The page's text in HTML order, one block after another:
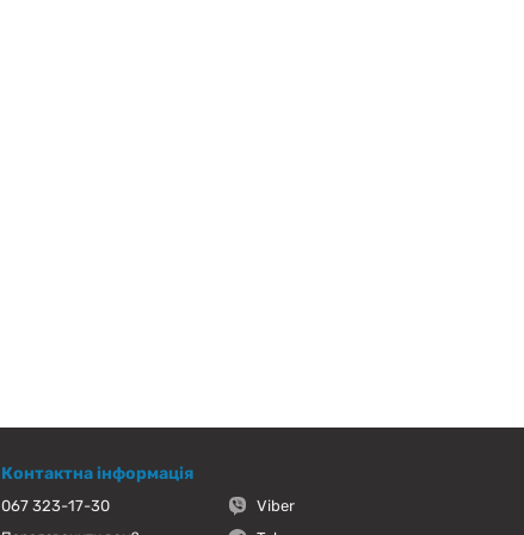
Контактна інформація
067 323-17-30
Viber